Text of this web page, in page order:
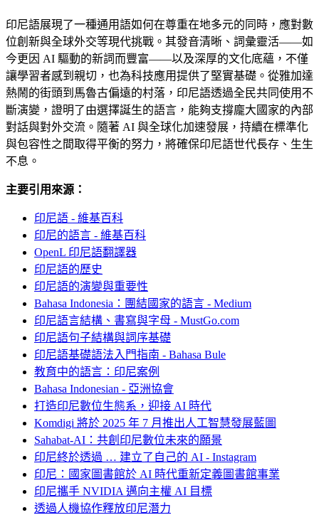
印尼語展現了一種通用語如何在尊重在地多元的同時，應對數
位創新與全球外交等現代挑戰。其發音清晰、詞彙靈活——如
今更因 AI 驅動的新詞而豐富——以及深厚的文化底蘊，不僅
讓學習者感到親切，也為科技應用提供了堅實基礎。從雅加達
熱鬧的街頭到馬魯古偏遠的村落，印尼語透過全民共同使用不
斷演變，證明了由選擇誕生的語言，能夠支撐龐大國家的內部
對話與對外交流。隨著 AI 與全球化加速發展，持續在標準化
與包容性之間取得平衡的努力，將確保印尼語世代長存、生生
不息。
主要引用來源：
印尼語 - 維基百科
印尼的語言 - 維基百科
OpenL 印尼語翻譯器
印尼語的歷史
印尼語的演變與重要性
Bahasa Indonesia：團結國家的語言 - Medium
印尼語言結構、書寫與字母 - MustGo.com
印尼語句子結構與詞序基礎
印尼語基礎語法入門指南 - Bahasa Bule
教育中的語言：印尼案例
Bahasa Indonesian - 亞洲協會
打造印尼數位生態系，迎接 AI 時代
Komdigi 將於 2025 年 7 月推出人工智慧發展藍圖
Sahabat-AI：共創印尼數位未來的願景
印尼終於透過 … 建立了自己的 AI - Instagram
印尼：國家圖書館於 AI 時代重新定義圖書館事業
印尼攜手 NVIDIA 邁向主權 AI 目標
透過人機協作釋放印尼潛力